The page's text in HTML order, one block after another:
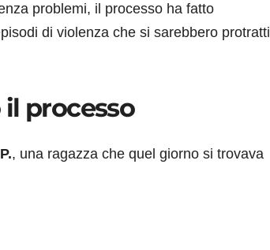
problemi, il processo ha fatto
di violenza che si sarebbero protratti
processo
, una ragazza che quel giorno si trovava